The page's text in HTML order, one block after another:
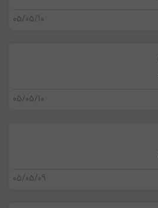
05/05/10
05/05/10
05/05/09